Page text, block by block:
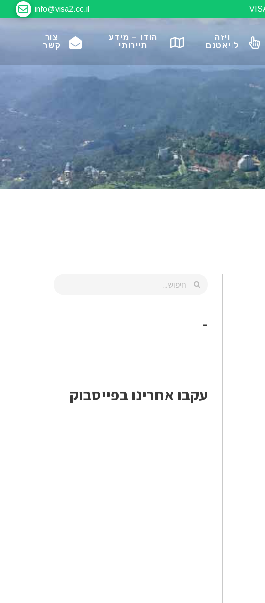
info@visa2.co.il
ויזה
לויאטנם
הודו – מידע
תיירותי
צור
קשר
-
עקבו אחרינו בפייסבוק